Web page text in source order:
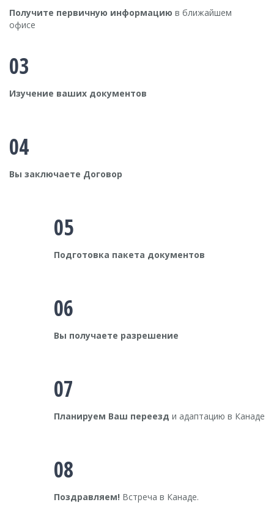
Получите первичную информацию в ближайшем
офисе
03
Изучение ваших документов
04
Вы заключаете Договор
05
Подготовка пакета документов
06
Вы получаете разрешение
07
Планируем Ваш переезд и адаптацию в Канаде
08
Поздравляем! Встреча в Канаде.